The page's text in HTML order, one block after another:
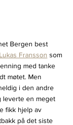
Bergen best
Lukas Fransson som
med tanke
møtet. Men
i den andre
leverte en meget
fikk hjelp av
på det siste